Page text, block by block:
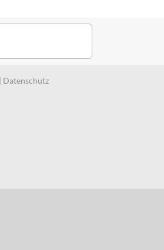
| Datenschutz